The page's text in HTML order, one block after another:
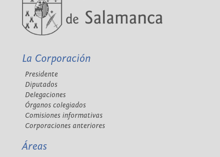
La Corporación
Presidente
Diputados
Delegaciones
Órganos colegiados
Comisiones informativas
Corporaciones anteriores
Áreas